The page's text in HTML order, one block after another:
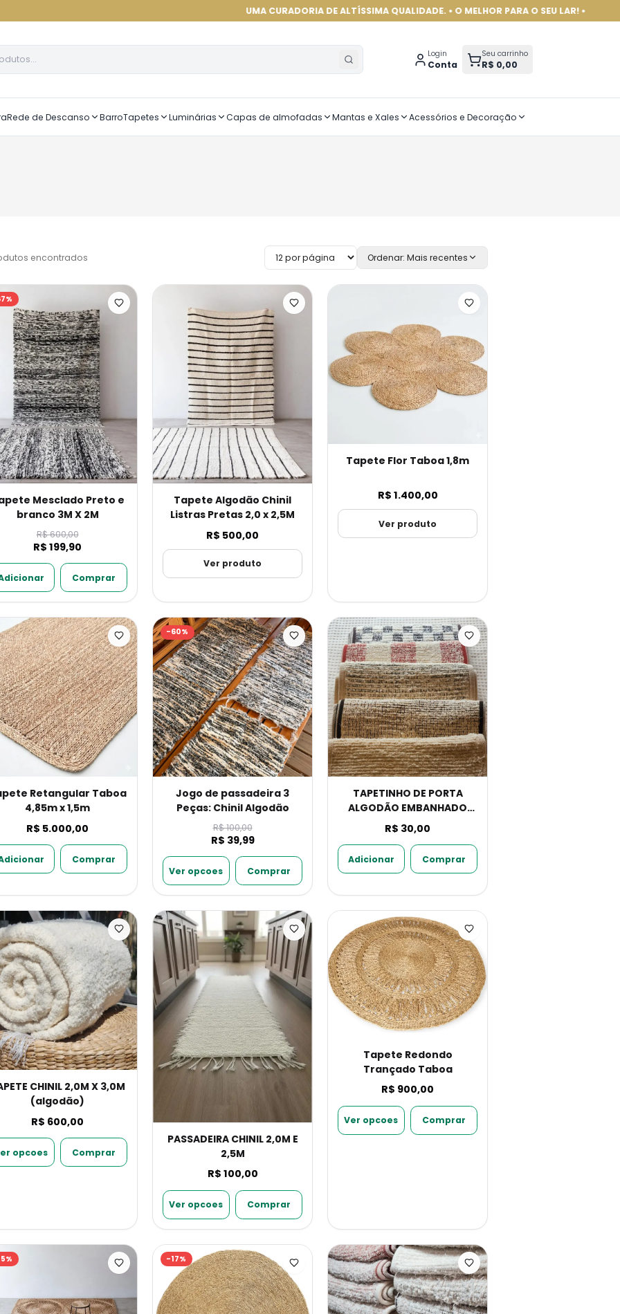
UMA CURADORIA DE ALTÍSSIMA QUALIDADE. • O MELHOR PARA O SEU LAR! •
Login
Conta
Seu carrinho
R$ 0,00
Rede de Descanso BarroTapetes Luminárias Capas de almofadas Mantas e Xales Acessórios e Decoração
encontrados Ordenar: Mais recentes
%
Mesclado Preto e
branco 3M X 2M
R$ 600,00
R$ 199,90
Comprar
Tapete Algodão Chinil
Listras Pretas 2,0 x 2,5M
R$ 500,00
Ver produto
Tapete Flor Taboa 1,8m
R$ 1.400,00
Ver produto
Retangular Taboa
4,85m x 1,5m
R$ 5.000,00
Comprar
-60%
Jogo de passadeira 3
Peças: Chinil Algodão
R$ 100,00
R$ 39,99
Ver opcoes Comprar
TAPETINHO DE PORTA
ALGODÃO EMBANHADO
SORTIDO
R$ 30,00
Adicionar Comprar
CHINIL 2,0M X 3,0M
(algodão)
R$ 600,00
opcoes Comprar
PASSADEIRA CHINIL 2,0M E
2,5M
R$ 100,00
Ver opcoes Comprar
Tapete Redondo
Trançado Taboa
R$ 900,00
Ver opcoes Comprar
% -17%